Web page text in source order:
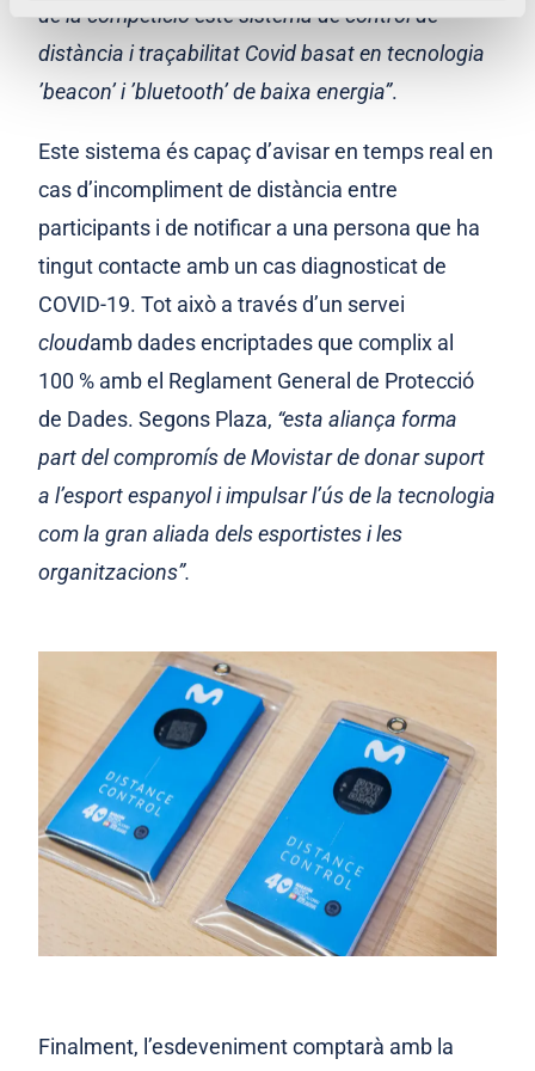
de la competició este sistema de control de
distància i traçabilitat Covid basat en tecnologia
’beacon’ i ’bluetooth’ de baixa energia”.
Este sistema és capaç d’avisar en temps real en
cas d’incompliment de distància entre
participants i de notificar a una persona que ha
tingut contacte amb un cas diagnosticat de
COVID-19. Tot això a través d’un servei
cloudamb dades encriptades que complix al
100 % amb el Reglament General de Protecció
de Dades. Segons Plaza, “esta aliança forma
part del compromís de Movistar de donar suport
a l’esport espanyol i impulsar l’ús de la tecnologia
com la gran aliada dels esportistes i les
organitzacions”.
Finalment, l’esdeveniment comptarà amb la